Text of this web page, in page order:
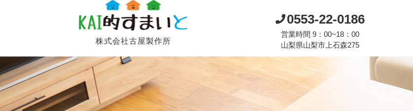
株式会社古屋製作所
0553-22-0186
営業時間 9：00~18：00
山梨県山梨市上石森275